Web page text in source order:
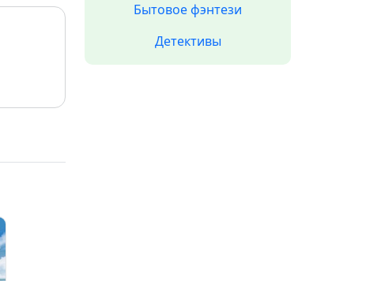
Бытовое фэнтези
Детективы